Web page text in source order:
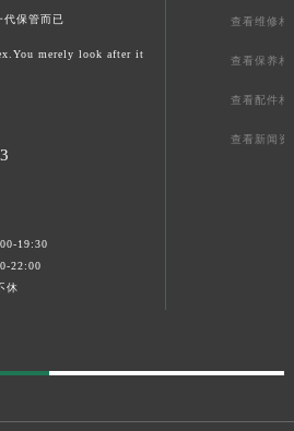
代保管而已
merely look after it
19:30
22:00
休
查看维修相
查看保养相
查看配件相
查看新闻资